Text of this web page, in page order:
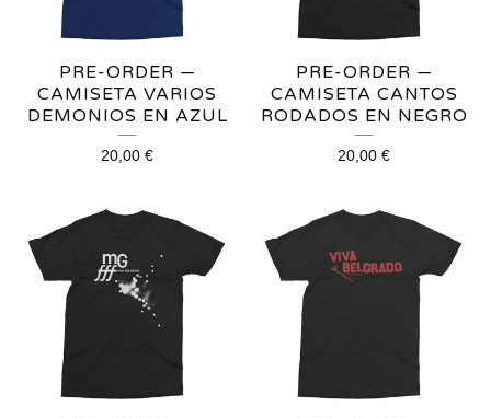
PRE-ORDER —
CAMISETA VARIOS
DEMONIOS EN AZUL
20,00 €
PRE-ORDER —
CAMISETA CANTOS
RODADOS EN NEGRO
20,00 €